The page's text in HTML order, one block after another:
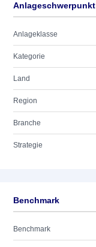
Anlageschwerpunkt
Anlageklasse
Kategorie
Land
Region
Branche
Strategie
Benchmark
Benchmark